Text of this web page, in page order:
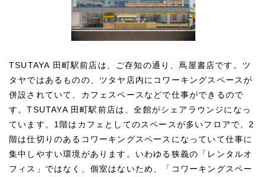
TSUTAYA 田町駅前店は、ご存知の通り、蔦屋書店です。ツ
タヤではあるものの、ツタヤ店内にコワーキングスペースが
併設されていて、カフェスペースなどで仕事ができるので
す。TSUTAYA 田町駅前店は、全館がシェアラウンジになっ
ています。1階はカフェとしてのスペースが多いフロアで、2
階は仕切りのあるコワーキングスペースになっていて仕事に
集中しやすい環境があります。いわゆる狭義の「レンタルオ
フィス」ではなく、個室はないため、「コワーキングスペー